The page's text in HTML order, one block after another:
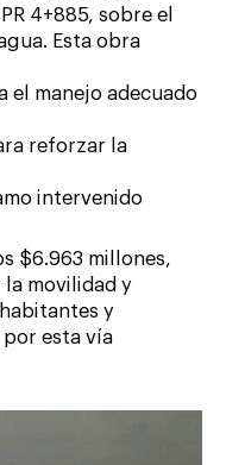
4+885, sobre el
Esta obra
el manejo adecuado
reforzar la
intervenido
$6.963 millones,
movilidad y
y
esta vía